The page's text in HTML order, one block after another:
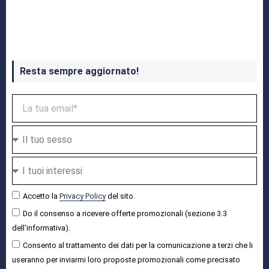
Resta sempre aggiornato!
Accetto la Privacy Policydel sito.
Do il consenso a ricevere offerte promozionali (sezione 3.3
dell'informativa).
Consento al trattamento dei dati per la comunicazione a terzi che li
useranno per inviarmi loro proposte promozionali come precisato